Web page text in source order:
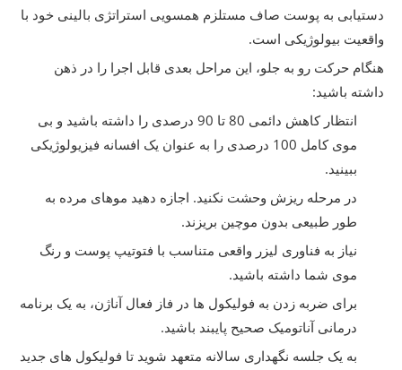
دستیابی به پوست صاف مستلزم همسویی استراتژی بالینی خود با
واقعیت بیولوژیکی است.
هنگام حرکت رو به جلو، این مراحل بعدی قابل اجرا را در ذهن
داشته باشید:
انتظار کاهش دائمی 80 تا 90 درصدی را داشته باشید و بی
موی کامل 100 درصدی را به عنوان یک افسانه فیزیولوژیکی
ببینید.
در مرحله ریزش وحشت نکنید. اجازه دهید موهای مرده به
طور طبیعی بدون موچین بریزند.
نیاز به فناوری لیزر واقعی متناسب با فتوتیپ پوست و رنگ
موی شما داشته باشید.
برای ضربه زدن به فولیکول ها در فاز فعال آناژن، به یک برنامه
درمانی آناتومیک صحیح پایبند باشید.
به یک جلسه نگهداری سالانه متعهد شوید تا فولیکول های جدید